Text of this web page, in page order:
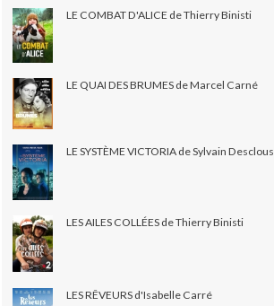
LE COMBAT D'ALICE de Thierry Binisti
LE QUAI DES BRUMES de Marcel Carné
LE SYSTÈME VICTORIA de Sylvain Desclous
LES AILES COLLÉES de Thierry Binisti
LES RÊVEURS d'Isabelle Carré